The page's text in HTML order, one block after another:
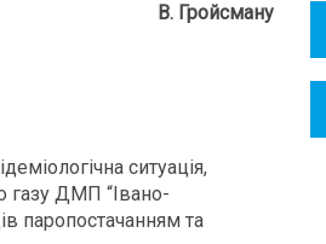
В. Гройсману
ситуація,
газу ДМП “Івано-
паропостачанням та